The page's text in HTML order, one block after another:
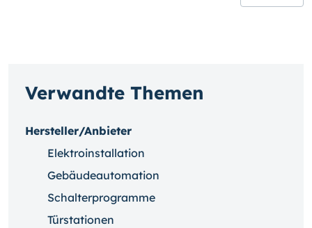
Verwandte Themen
Hersteller/Anbieter
Elektroinstallation
Gebäudeautomation
Schalterprogramme
Türstationen